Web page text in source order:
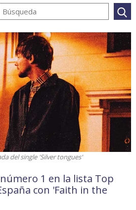
del single 'Silver tongues'
1 en la lista Top
con 'Faith in the